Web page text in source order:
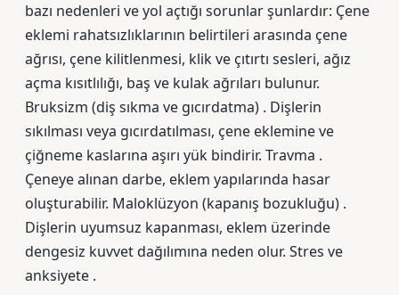
bazı nedenleri ve yol açtığı sorunlar şunlardır: Çene
eklemi rahatsızlıklarının belirtileri arasında çene
ağrısı, çene kilitlenmesi, klik ve çıtırtı sesleri, ağız
açma kısıtlılığı, baş ve kulak ağrıları bulunur.
Bruksizm (diş sıkma ve gıcırdatma) . Dişlerin
sıkılması veya gıcırdatılması, çene eklemine ve
çiğneme kaslarına aşırı yük bindirir. Travma .
Çeneye alınan darbe, eklem yapılarında hasar
oluşturabilir. Maloklüzyon (kapanış bozukluğu) .
Dişlerin uyumsuz kapanması, eklem üzerinde
dengesiz kuvvet dağılımına neden olur. Stres ve
anksiyete .